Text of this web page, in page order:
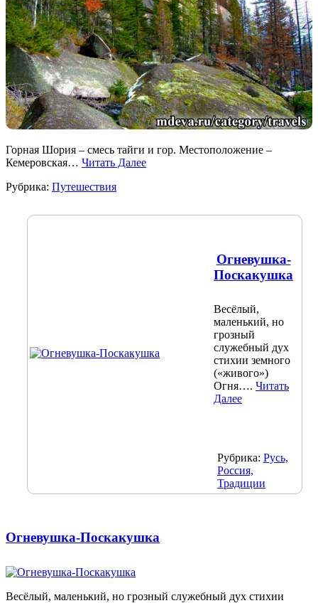
Горная Шория – смесь тайги и гор. Местоположение –
Кемеровская… Читать Далее
Рубрика: Путешествия
Огневушка-
Поскакушка
Весёлый,
маленький, но
грозный
служебный дух
стихии земного
(«живого»)
Огня…. Читать
Далее
Рубрика: Русь,
Россия,
Традиции
Огневушка-Поскакушка
Весёлый, маленький, но грозный служебный дух стихии